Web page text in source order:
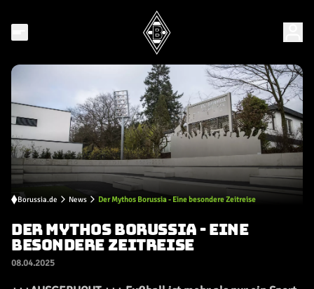
Borussia.de News Der Mythos Borussia - Eine besondere Zeitreise
DER MYTHOS BORUSSIA - EINE
BESONDERE ZEITREISE
08.04.2025